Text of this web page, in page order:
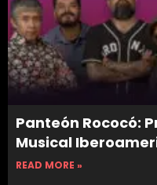
Panteón Rococó:
Musical
READ MORE »